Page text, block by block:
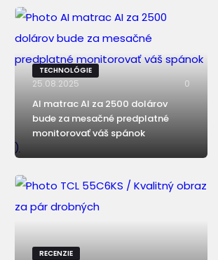
)
TECHNOLÓGIE
25.08.2025 0
AI matrac AI za 2500 dolárov
bude za mesačné predplatné
monitorovať váš spánok
RECENZIE